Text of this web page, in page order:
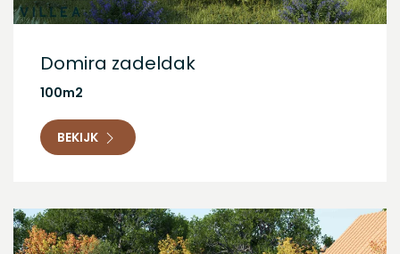
Domira zadeldak
100m2
BEKIJK